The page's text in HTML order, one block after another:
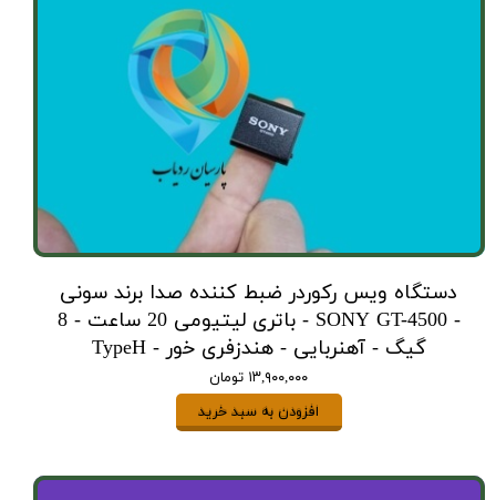
دستگاه ویس رکوردر ضبط کننده صدا برند سونی
- SONY GT-4500 - باتری لیتیومی 20 ساعت - 8
گیگ - آهنربایی - هندزفری خور - TypeH
۱۳,۹۰۰,۰۰۰ تومان
افزودن به سبد خرید